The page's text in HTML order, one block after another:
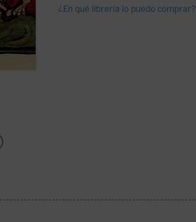
¿En qué librería lo puedo comprar?